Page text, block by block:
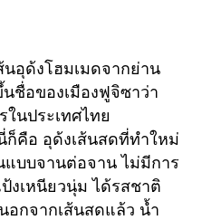
นอุด้งโฮมเมดจากย่าน
ชื่อของเมืองฟูจิซาว่า
ในประเทศไทย
คือ อุด้งเส้นสดที่ทำใหม่
แบบจานต่อจาน ไม่มีการ
งเหนียวนุ่ม ได้รสชาติ
อกจากเส้นสดแล้ว น้ำ